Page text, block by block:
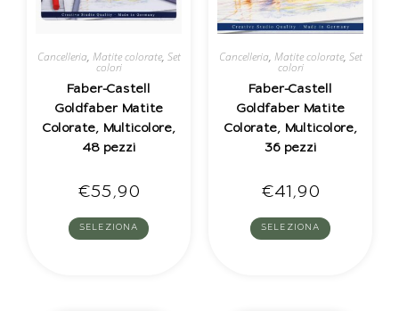
Cancelleria, Matite colorate, Set
colori
Faber-Castell
Goldfaber Matite
Colorate, Multicolore,
48 pezzi
€55,90
SELEZIONA
Cancelleria, Matite colorate, Set
colori
Faber-Castell
Goldfaber Matite
Colorate, Multicolore,
36 pezzi
€41,90
SELEZIONA